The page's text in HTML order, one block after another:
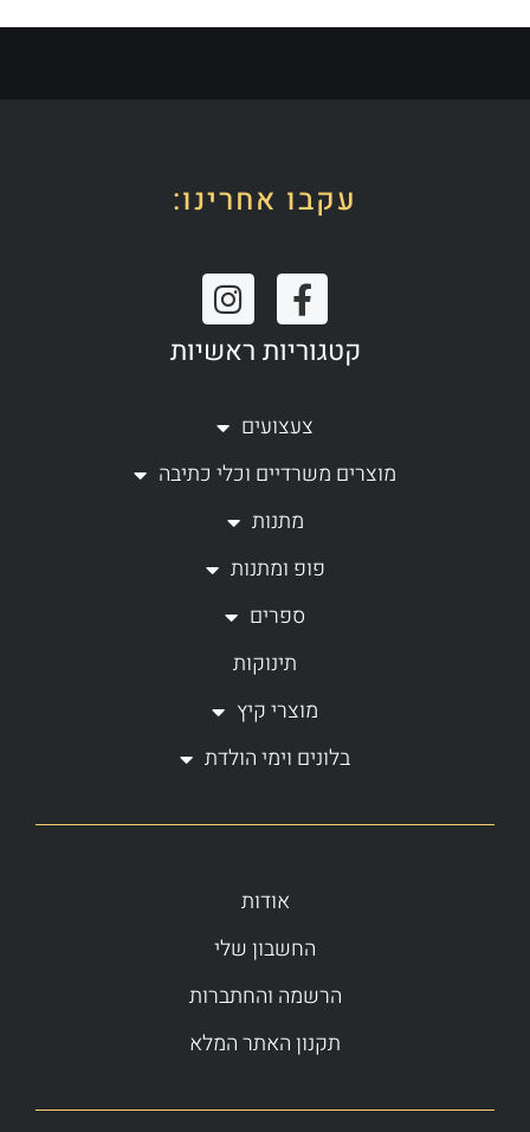
עקבו אחרינו:
F
a
c
b
o
k
f
I
n
s
a
r
a
קטגוריות ראשיות
צעצועים
מוצרים משרדיים וכלי כתיבה
מתנות
פופ ומתנות
ספרים
תינוקות
מוצרי קיץ
בלונים וימי הולדת
אודות
החשבון שלי
הרשמה והחתברות
תקנון האתר המלא